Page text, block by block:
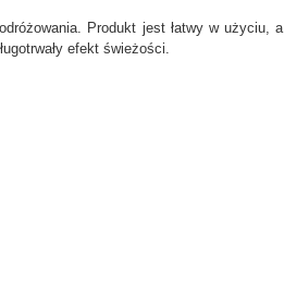
Produkt jest łatwy w użyciu, a
efekt świeżości.